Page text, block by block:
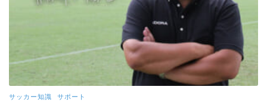
サッカー知識 サポート